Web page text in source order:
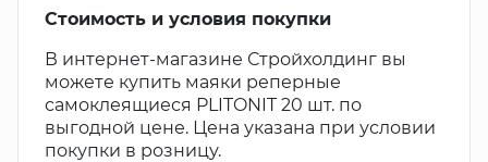
Стоимость и условия покупки
В интернет-магазине Стройхолдинг вы
можете купить маяки реперные
самоклеящиеся PLITONIT 20 шт. по
выгодной цене. Цена указана при условии
покупки в розницу.